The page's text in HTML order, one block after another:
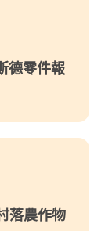
德零件報
落農作物